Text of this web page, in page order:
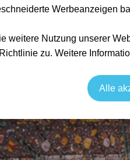
Werbeanzeigen
weitere Nutzung unserer
zu. Weitere
Alle